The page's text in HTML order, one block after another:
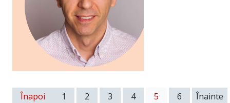
Înapoi 1 2 3 4 5 6 Înainte